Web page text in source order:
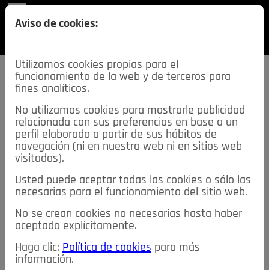
SECCIONES
descarga esta
REVISTA
≡NOTICIAS
NOTICIAS SERVICIOS DE INTERÉS
TABLÓN DE ANUNCIOS MIS ANUNCIOS CONTACTO
NOSOTROS
Aviso de cookies:
Utilizamos cookies propias para el
funcionamiento de la web y de terceros para
fines analíticos.
No utilizamos cookies para mostrarle publicidad
relacionada con sus preferencias en base a un
perfil elaborado a partir de sus hábitos de
navegación (ni en nuestra web ni en sitios web
visitados).
Usted puede aceptar todas las cookies o sólo las
necesarias para el funcionamiento del sitio web.
No se crean cookies no necesarias hasta haber
aceptado explícitamente.
Haga clic: Política de cookies para más
información.